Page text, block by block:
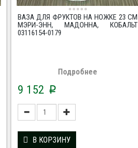
ВАЗА ДЛЯ ФРУКТОВ НА НОЖКЕ 23 СМ
МЭРИ-ЭНН, МАДОННА, КОБАЛЬТ
03116154-0179
Подробнее
9 152 p
В КОРЗИНУ